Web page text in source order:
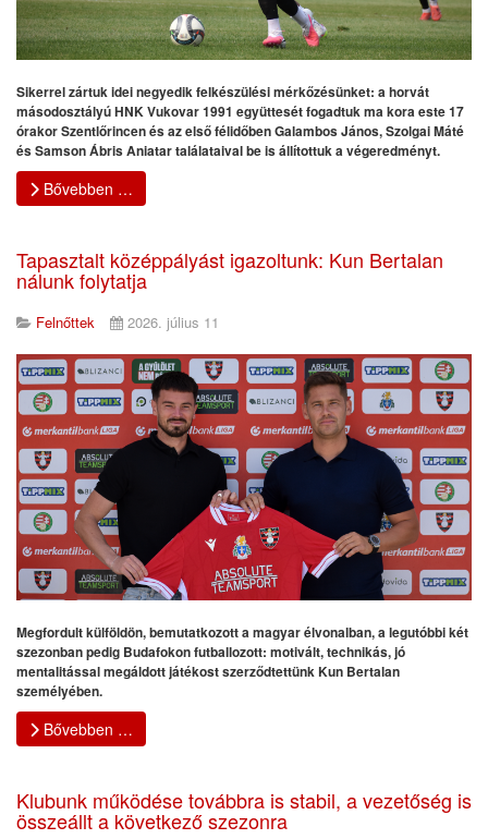
Sikerrel zártuk idei negyedik felkészülési mérkőzésünket: a horvát
másodosztályú HNK Vukovar 1991 együttesét fogadtuk ma kora este 17
órakor Szentlőrincen és az első félidőben Galambos János, Szolgai Máté
és Samson Ábris Aniatar találataival be is állítottuk a végeredményt.
Bővebben …
Tapasztalt középpályást igazoltunk: Kun Bertalan
nálunk folytatja
Felnőttek 2026. július 11
Megfordult külföldön, bemutatkozott a magyar élvonalban, a legutóbbi két
szezonban pedig Budafokon futballozott: motivált, technikás, jó
mentalitással megáldott játékost szerződtettünk Kun Bertalan
személyében.
Bővebben …
Klubunk működése továbbra is stabil, a vezetőség is
összeállt a következő szezonra